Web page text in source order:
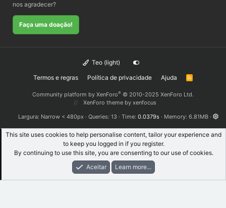
nos agradecer?
Faça uma doação!
Teo (light)
Termos e regras
Política de privacidade Ajuda
R
Community platform by XenForo® © 2010-2025 XenForo Ltd.
XenForo theme by xenfocus
Largura
Queries 13 Time 0.0379s Memory 6.81MB
This site uses cookies to help personalise content, tailor your experience and
to keep you logged in if you register.
By continuing to use this site, you are consenting to our use of cookies.
Aceitar
Learn more...